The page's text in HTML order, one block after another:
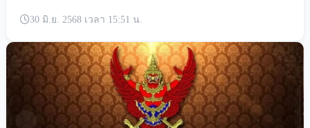
30 มิ.ย. 2568 เวลา 15:51 น.